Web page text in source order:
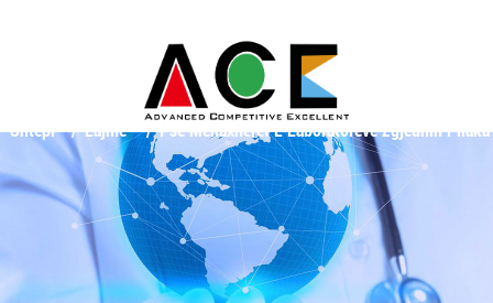
Shtëpi Lajme Pse Menaxherët E Laboratorëve Zgjedhin Pllaka